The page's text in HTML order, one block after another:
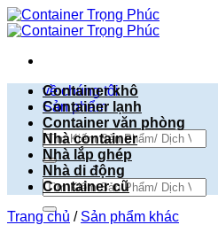
Bỏ
qua
dung
về chúng tôi
Sản phẩm
Tìm
kiếm:
Tìm
kiếm:
Container khô
Container lạnh
Container văn phòng
Nhà container
Nhà lắp ghép
Nhà di động
Container cũ
Trang chủ / Sản phẩm khác